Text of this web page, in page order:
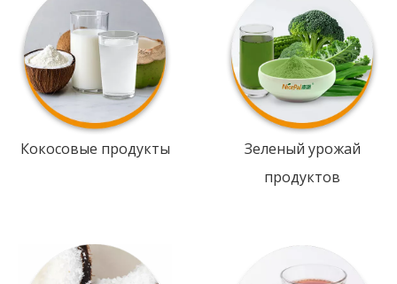
Кокосовые продукты
Зеленый урожай
продуктов